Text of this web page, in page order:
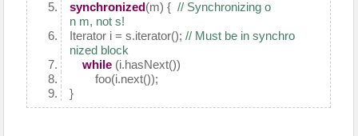
synchronized(m) {// Synchronizing o
n m, not s!
Iterator i = s.iterator();// Must be in synchro
nized block
while (i.hasNext())
foo(i.next());
}